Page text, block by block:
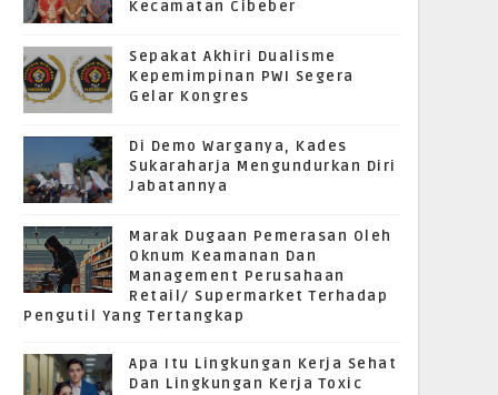
Kecamatan Cibeber
Sepakat Akhiri Dualisme
Kepemimpinan PWI Segera
Gelar Kongres
Di Demo Warganya, Kades
Sukaraharja Mengundurkan Diri
Jabatannya
Marak Dugaan Pemerasan Oleh
Oknum Keamanan Dan
Management Perusahaan
Retail/ Supermarket Terhadap
Pengutil Yang Tertangkap
Apa Itu Lingkungan Kerja Sehat
Dan Lingkungan Kerja Toxic